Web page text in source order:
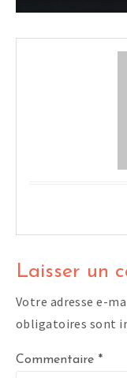
Laisser un
Votre adresse e-
obligatoires sont
Commentaire *